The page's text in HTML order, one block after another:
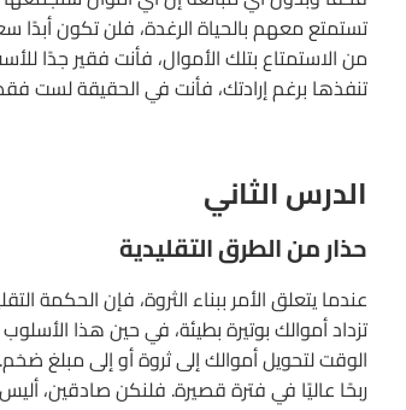
تستمتع معهم بالحياة الرغدة، فلن تكون أبدًا
من الاستمتاع بتلك الأموال، فأنت فقير جدًا
تنفذها برغم إرادتك، فأنت في الحقيقة لست
الدرس الثاني
حذار من الطرق التقليدية
عندما يتعلق الأمر ببناء الثروة، فإن
تزداد أموالك بوتيرة بطيئة، في حين هذا
الوقت لتحويل أموالك إلى ثروة أو إلى مبلغ
ربحًا عاليًا في فترة قصيرة. فلنكن صادقين،